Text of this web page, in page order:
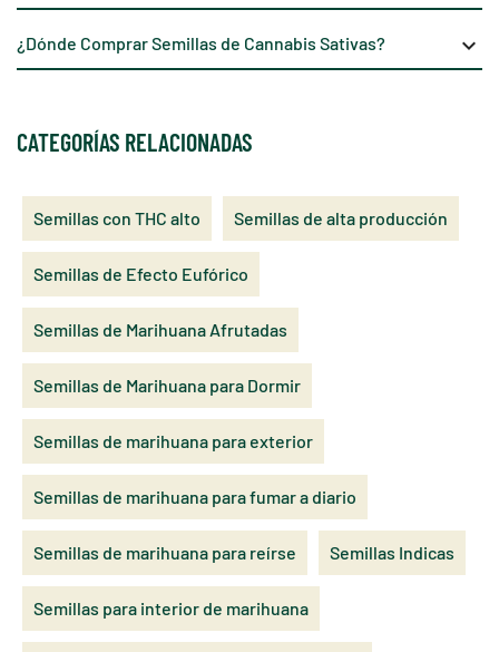
¿Dónde Comprar Semillas de Cannabis Sativas? keyboard_arrow_down
CATEGORÍAS RELACIONADAS
Semillas con THC alto Semillas de alta producción
Semillas de Efecto Eufórico
Semillas de Marihuana Afrutadas
Semillas de Marihuana para Dormir
Semillas de marihuana para exterior
Semillas de marihuana para fumar a diario
Semillas de marihuana para reírse Semillas Indicas
Semillas para interior de marihuana